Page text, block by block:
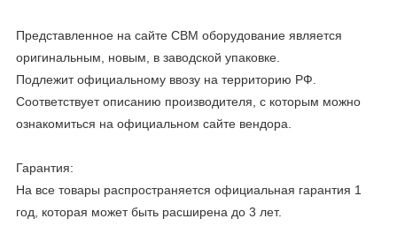
Представленное на сайте CBM оборудование является
оригинальным, новым, в заводской упаковке.
Подлежит официальному ввозу на территорию РФ.
Соответствует описанию производителя, с которым можно
ознакомиться на официальном сайте вендора.
Гарантия:
На все товары распространяется официальная гарантия 1
год, которая может быть расширена до 3 лет.